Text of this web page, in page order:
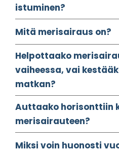
istuminen?
Mitä merisairaus on?
Helpottaako
vaiheessa, vai
matkan?
Auttaako horisonttiin
merisairauteen?
Miksi voin huonosti